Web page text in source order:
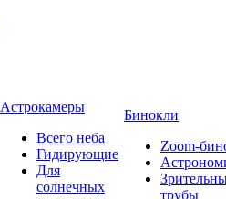
Астрокамеры
Всего неба
Гидирующие
Для
солнечных
Бинокли
Zoom-
трубы